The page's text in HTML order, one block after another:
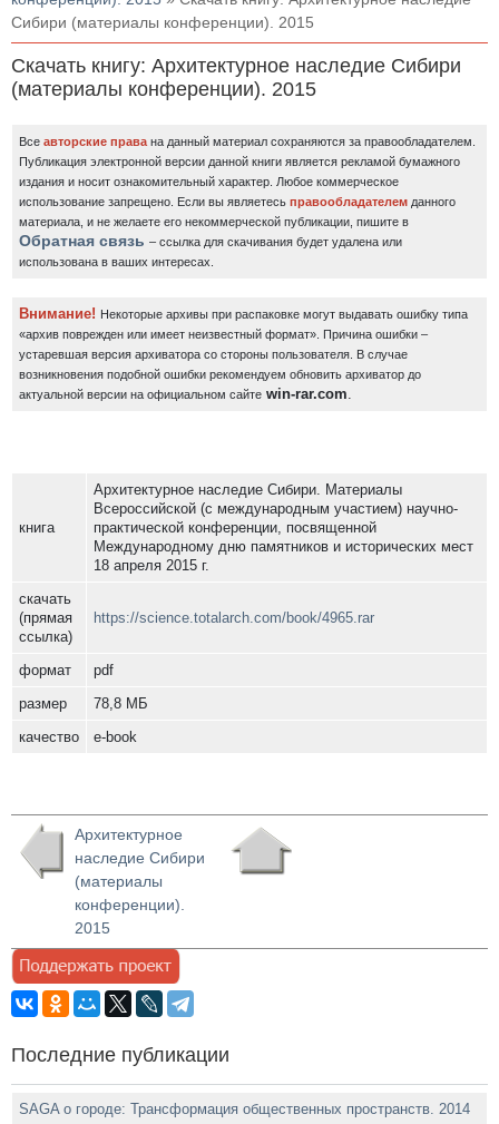
Сибири (материалы конференции). 2015
Скачать книгу: Архитектурное наследие Сибири
(материалы конференции). 2015
Все авторские права на данный материал сохраняются за правообладателем.
Публикация электронной версии данной книги является рекламой бумажного
издания и носит ознакомительный характер. Любое коммерческое
использование запрещено. Если вы являетесь правообладателем данного
материала, и не желаете его некоммерческой публикации, пишите в
Обратная связь – ссылка для скачивания будет удалена или
использована в ваших интересах.
Внимание! Некоторые архивы при распаковке могут выдавать ошибку типа
«архив поврежден или имеет неизвестный формат». Причина ошибки –
устаревшая версия архиватора со стороны пользователя. В случае
возникновения подобной ошибки рекомендуем обновить архиватор до
актуальной версии на официальном сайте win-rar.com.
книга
Архитектурное наследие Сибири. Материалы
Всероссийской (с международным участием) научно-
практической конференции, посвященной
Международному дню памятников и исторических мест
18 апреля 2015 г.
скачать
(прямая
ссылка)
https://science.totalarch.com/book/4965.rar
формат
pdf
размер
78,8 МБ
качество
e-book
Архитектурное
наследие Сибири
(материалы
конференции).
2015
Последние публикации
SAGA о городе: Трансформация общественных пространств. 2014